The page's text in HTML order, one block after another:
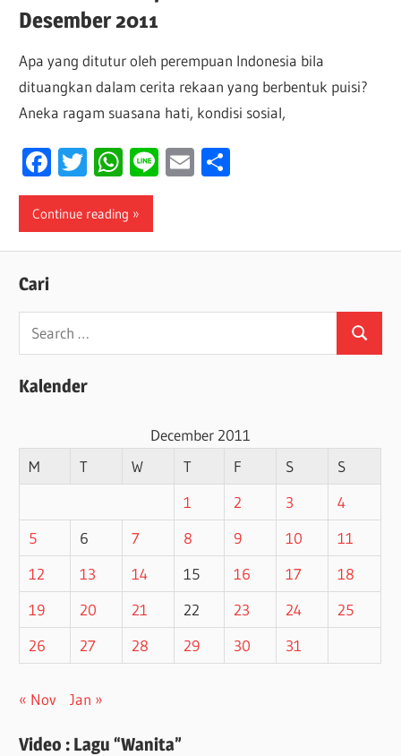
Desember 2011
Apa yang ditutur oleh perempuan Indonesia bila
dituangkan dalam cerita rekaan yang berbentuk puisi?
Aneka ragam suasana hati, kondisi sosial,
Facebook
Twitter
WhatsApp
LineEmail
Continue reading
Cari
Search
for:
Search
Kalender
December 2011
M
T W T F S
S
1
2 3
4
5
6 7 8 9 10
11
12
13 14 15 16 17
18
19
20 21 22 23 24
25
26
27 28 29 30 31
« Nov Jan »
Video : Lagu “Wanita”